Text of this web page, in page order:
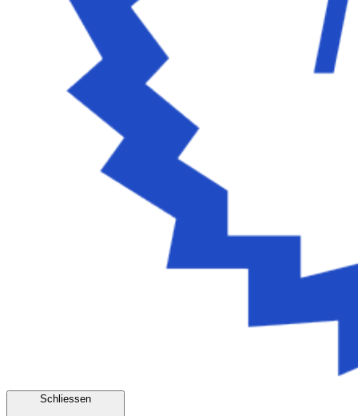
Schliessen